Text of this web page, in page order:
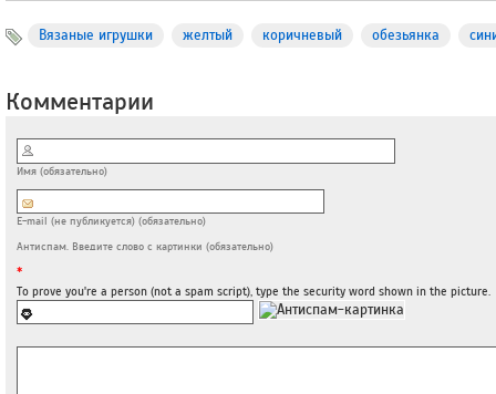
Вязаные игрушки желтый коричневый обезьянка
Комментарии
Имя (обязательно)
E-mail (не публикуется) (обязательно)
Антиспам. Введите слово с картинки (обязательно)
*
To prove you're a person (not a spam script), type the security word shown in the picture.